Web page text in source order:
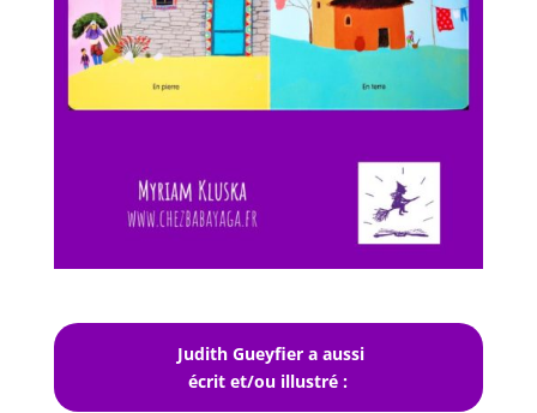
Judith Gueyfier a aussi
écrit et/ou illustré :